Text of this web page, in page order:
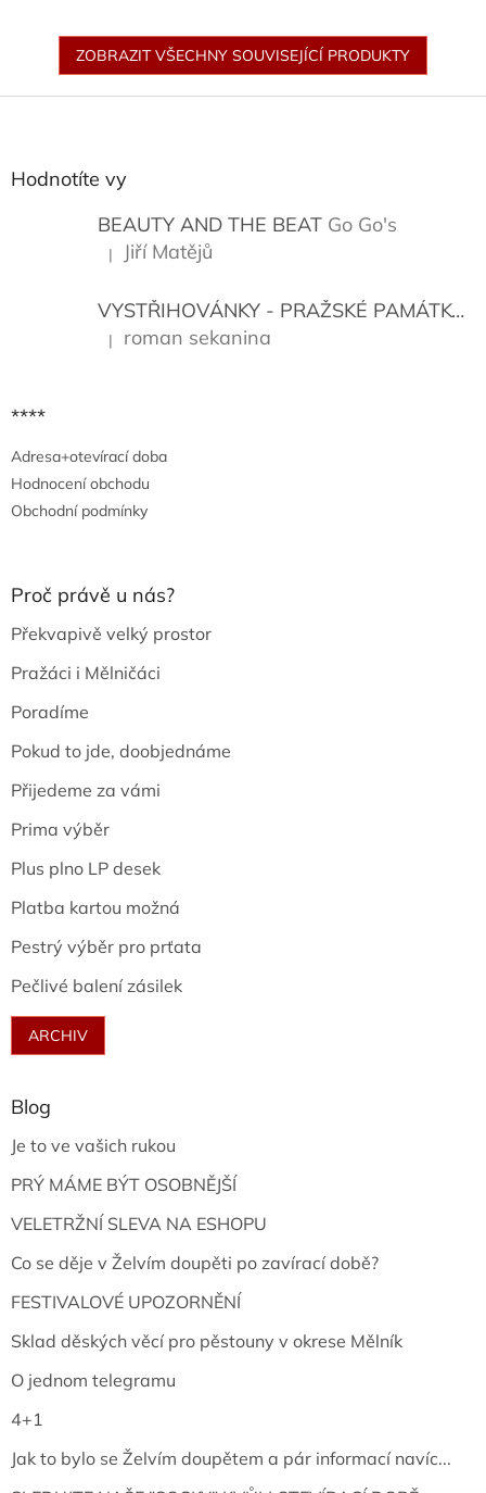
ZOBRAZIT VŠECHNY SOUVISEJÍCÍ PRODUKTY
Hodnotíte vy
BEAUTY AND THE BEAT Go Go's
Hodnocení produktu je 5 z 5 hvězdiček.
| Jiří Matějů
VYSTŘIHOVÁNKY - PRAŽSKÉ PAMÁTKY
Hodnocení produktu je 5 z 5 hvězdiček.
| roman sekanina
****
Adresa+otevírací doba
Hodnocení obchodu
Obchodní podmínky
Proč právě u nás?
Překvapivě velký prostor
Pražáci i Mělničáci
Poradíme
Pokud to jde, doobjednáme
Přijedeme za vámi
Prima výběr
Plus plno LP desek
Platba kartou možná
Pestrý výběr pro prťata
Pečlivé balení zásilek
ARCHIV
Blog
Je to ve vašich rukou
PRÝ MÁME BÝT OSOBNĚJŠÍ
VELETRŽNÍ SLEVA NA ESHOPU
Co se děje v Želvím doupěti po zavírací době?
FESTIVALOVÉ UPOZORNĚNÍ
Sklad děských věcí pro pěstouny v okrese Mělník
O jednom telegramu
4+1
Jak to bylo se Želvím doupětem a pár informací navíc...